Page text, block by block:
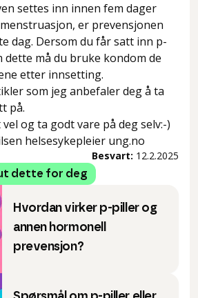
settes inn innen fem dager
er prevensjonen
dag. Dersom du får satt inn p-
dette må du bruke kondom de
etter innsetting.
som jeg anbefaler deg å ta
på.
og ta godt vare på deg selv:-)
helsesykepleier ung.no
Besvart: 12.2.2025
dette for deg
Hvordan virker p-piller og
annen hormonell
prevensjon?